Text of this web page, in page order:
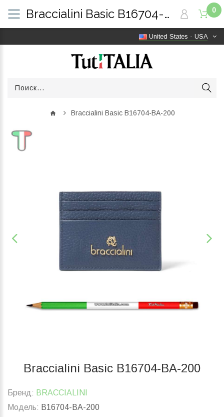
United States - USA
0
Braccialini Basic B16704-BA-200
Braccialini Basic B16704-BA-200
Бренд: BRACCIALINI
Модель: B16704-BA-200
Braccialini Basic B16704-BA-200 | TutITALIA